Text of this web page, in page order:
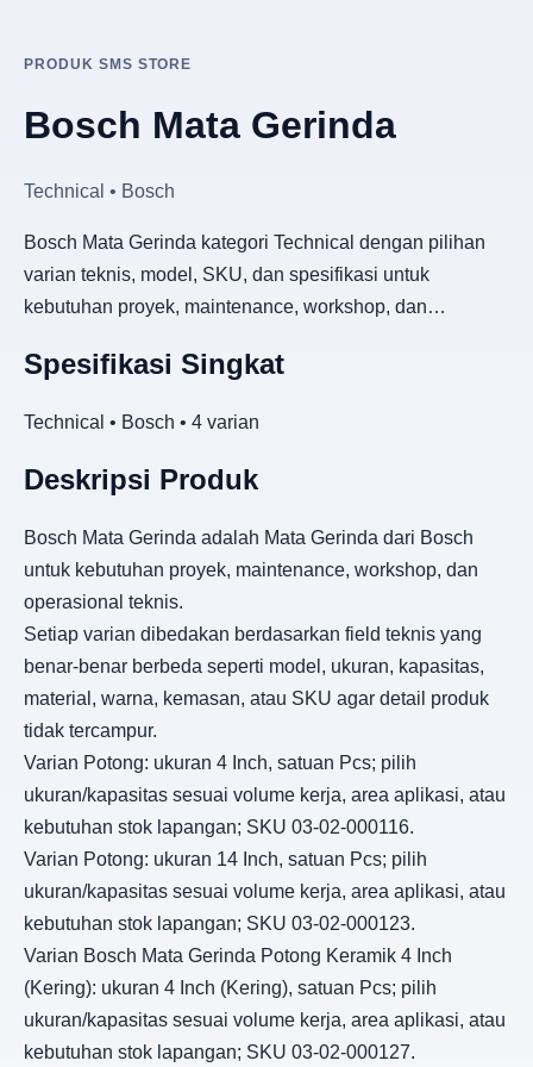
PRODUK SMS STORE
Bosch Mata Gerinda
Technical • Bosch
Bosch Mata Gerinda kategori Technical dengan pilihan
varian teknis, model, SKU, dan spesifikasi untuk
kebutuhan proyek, maintenance, workshop, dan…
Spesifikasi Singkat
Technical • Bosch • 4 varian
Deskripsi Produk
Bosch Mata Gerinda adalah Mata Gerinda dari Bosch
untuk kebutuhan proyek, maintenance, workshop, dan
operasional teknis.
Setiap varian dibedakan berdasarkan field teknis yang
benar-benar berbeda seperti model, ukuran, kapasitas,
material, warna, kemasan, atau SKU agar detail produk
tidak tercampur.
Varian Potong: ukuran 4 Inch, satuan Pcs; pilih
ukuran/kapasitas sesuai volume kerja, area aplikasi, atau
kebutuhan stok lapangan; SKU 03-02-000116.
Varian Potong: ukuran 14 Inch, satuan Pcs; pilih
ukuran/kapasitas sesuai volume kerja, area aplikasi, atau
kebutuhan stok lapangan; SKU 03-02-000123.
Varian Bosch Mata Gerinda Potong Keramik 4 Inch
(Kering): ukuran 4 Inch (Kering), satuan Pcs; pilih
ukuran/kapasitas sesuai volume kerja, area aplikasi, atau
kebutuhan stok lapangan; SKU 03-02-000127.